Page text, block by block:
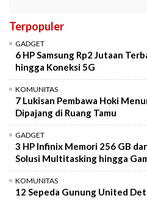
Terpopuler
GADGET
6 HP Samsung Rp2 Jutaan
hingga Koneksi 5G
KOMUNITAS
7 Lukisan Pembawa Hoki
Dipajang di Ruang Tamu
GADGET
3 HP Infinix Memori 256 GB
Solusi Multitasking hingga
KOMUNITAS
12 Sepeda Gunung United